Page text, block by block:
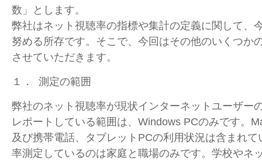
数」とします。
弊社はネット視聴率の指標や集計の定義に関して、
努める所存です。そこで、今回はその他のいくつか
させていただきます。
１． 測定の範囲
弊社のネット視聴率が現状インターネットユーザー
レポートしている範囲は、Windows PCのみです。
及び携帯電話、タブレットPCの利用状況は含まれ
率測定しているのは家庭と職場のみです。学校やネ